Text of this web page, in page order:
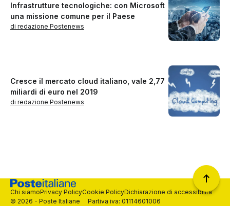
Infrastrutture tecnologiche: con Microsoft
una missione comune per il Paese
di redazione Postenews
Cresce il mercato cloud italiano, vale 2,77
miliardi di euro nel 2019
di redazione Postenews
© 2026 - Poste Italiane Partiva iva: 01114601006
Chi siamoPrivacy PolicyCookie PolicyDichiarazione di accessibilità